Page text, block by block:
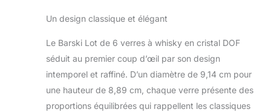
apprécie la qualité et les
de la vie. Lot de 6 dans
une boîte colorée
Un design classique et élégant
Le Barski Lot de 6 verres à whisky en cristal DOF
séduit au premier coup d’œil par son design
intemporel et raffiné. D’un diamètre de 9,14 cm pour
une hauteur de 8,89 cm, chaque verre présente des
proportions équilibrées qui rappellent les classiques